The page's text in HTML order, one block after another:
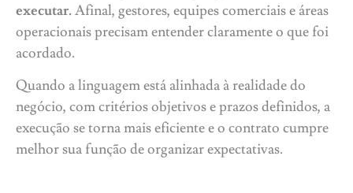
executar. Afinal, gestores, equipes comerciais e áreas
operacionais precisam entender claramente o que foi
acordado.
Quando a linguagem está alinhada à realidade do
negócio, com critérios objetivos e prazos definidos, a
execução se torna mais eficiente e o contrato cumpre
melhor sua função de organizar expectativas.